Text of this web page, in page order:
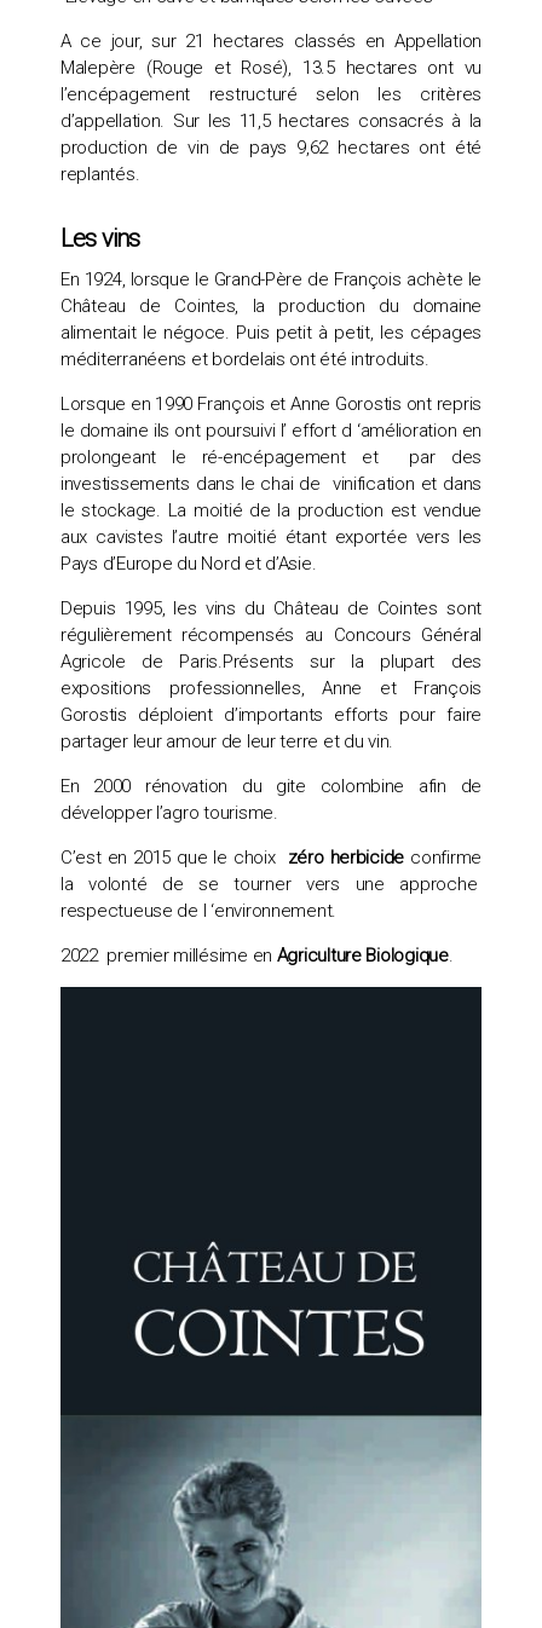
A ce jour, sur 21 hectares classés en Appellation
Malepère (Rouge et Rosé), 13.5 hectares ont vu
l’encépagement restructuré selon les critères
d’appellation. Sur les 11,5 hectares consacrés à la
production de vin de pays 9,62 hectares ont été
replantés.
Les vins
En 1924, lorsque le Grand-Père de François achète le
Château de Cointes, la production du domaine
alimentait le négoce. Puis petit à petit, les cépages
méditerranéens et bordelais ont été introduits.
Lorsque en 1990 François et Anne Gorostis ont repris
le domaine ils ont poursuivi l’ effort d ‘amélioration en
prolongeant le ré-encépagement et par des
investissements dans le chai de vinification et dans
le stockage. La moitié de la production est vendue
aux cavistes l’autre moitié étant exportée vers les
Pays d’Europe du Nord et d’Asie.
Depuis 1995, les vins du Château de Cointes sont
régulièrement récompensés au Concours Général
Agricole de Paris.Présents sur la plupart des
expositions professionnelles, Anne et François
Gorostis déploient d’importants efforts pour faire
partager leur amour de leur terre et du vin.
En 2000 rénovation du gite colombine afin de
développer l’agro tourisme.
C’est en 2015 que le choix zéro herbicide confirme
la volonté de se tourner vers une approche
respectueuse de l ‘environnement.
2022 premier millésime en Agriculture Biologique.